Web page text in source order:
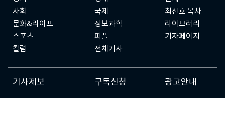
사회
국제
최신호 목차
문화&라이프
정보과학
라이브러리
스포츠
피플
기자페이지
칼럼
전체기사
기사제보 구독신청 광고안내